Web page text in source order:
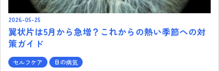
2026-05-25
翼状片は5月から急増？これからの熱い季節への対
策ガイド
セルフケア
目の病気